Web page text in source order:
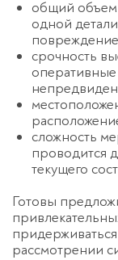
общий объем
одной
повреждение
срочность
оперативные
сложность
проводится
текущего
Готовы
рассмотрении